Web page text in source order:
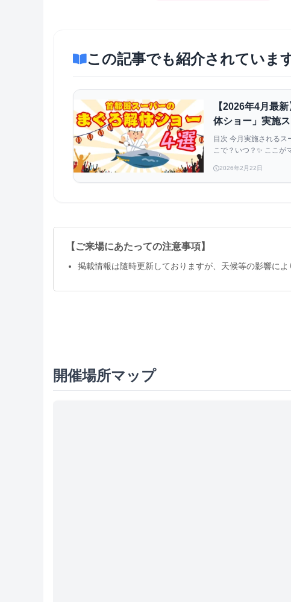
この記事でも紹介されていま
【2026年4月最
体ショー」実施
選！トロや希少
（4月1日更新）
目次 今月実施される
こで？いつ？✨ ここが
2026年2月22日
【ご来場にあたっての注意事項】
掲載情報は隨時更新しておりますが、天候等の影響に
開催場所マップ